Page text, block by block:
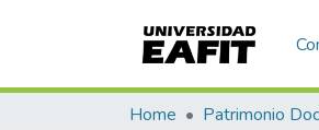
Home Patrimonio